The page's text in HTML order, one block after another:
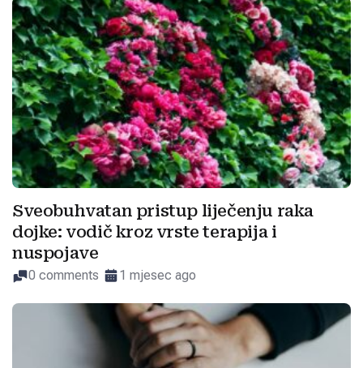
Sveobuhvatan pristup liječenju raka
dojke: vodič kroz vrste terapija i
nuspojave
0 comments 1 mjesec ago